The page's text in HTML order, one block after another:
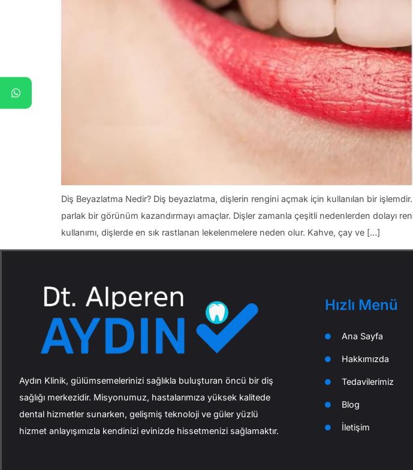
Diş Beyazlatma Nedir? Diş beyazlatma, dişlerin rengini açmak için kullanılan bir
parlak bir görünüm kazandırmayı amaçlar. Dişler zamanla çeşitli nedenlerden dolayı
kullanımı, dişlerde en sık rastlanan lekelenmelere neden olur. Kahve, çay ve […]
Aydın Klinik, gülümsemelerinizi sağlıkla buluşturan öncü bir diş
sağlığı merkezidir. Misyonumuz, hastalarımıza yüksek kalitede
dental hizmetler sunarken, gelişmiş teknoloji ve güler yüzlü
hizmet anlayışımızla kendinizi evinizde hissetmenizi sağlamaktır.
Hızlı Menü
Ana Sayfa
Hakkımızda
Tedavilerimiz
Blog
İletişim